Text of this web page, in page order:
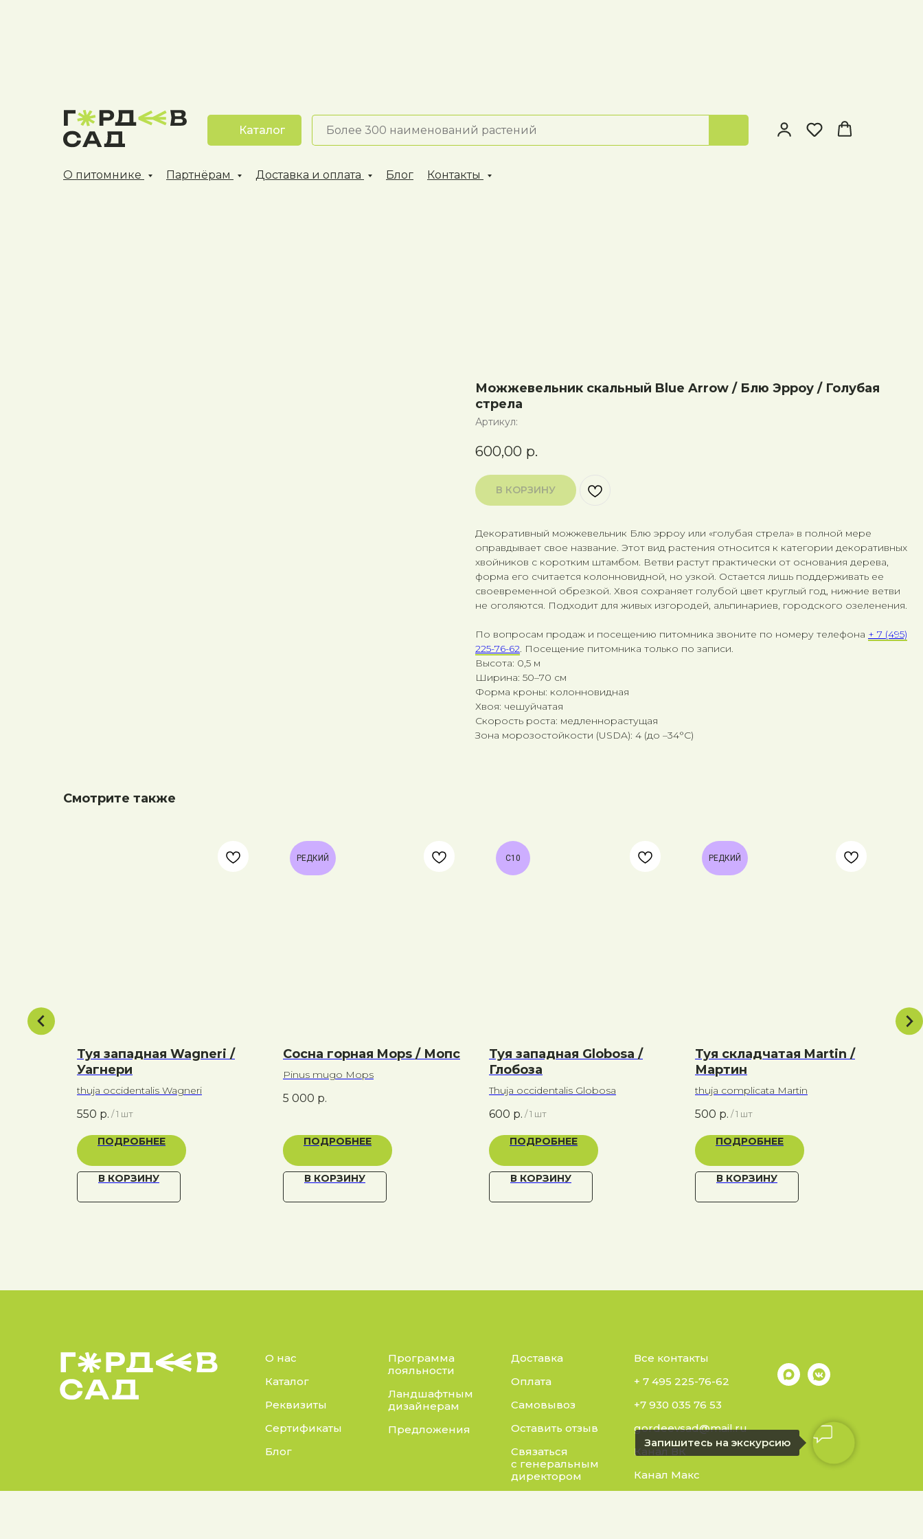
Запишитесь на экскурсию
Каталог
О питомнике Партнёрам Доставка и оплата Блог Контакты
Можжевельник скальный Blue Arrow / Блю Эрроу / Голубая
стрела
Артикул:
600,00 р.
В КОРЗИНУ
Декоративный можжевельник Блю эрроу или «голубая стрела» в полной мере
оправдывает свое название. Этот вид растения относится к категории декоративных
хвойников с коротким штамбом. Ветви растут практически от основания дерева,
форма его считается колонновидной, но узкой. Остается лишь поддерживать ее
своевременной обрезкой. Хвоя сохраняет голубой цвет круглый год, нижние ветви
не оголяются. Подходит для живых изгородей, альпинариев, городского озеленения.
По вопросам продаж и посещению питомника звоните по номеру телефона + 7 (495)
225-76-62. Посещение питомника только по записи.
Высота: 0,5 м
Ширина: 50–70 см
Форма кроны: колонновидная
Хвоя: чешуйчатая
Скорость роста: медленнорастущая
Зона морозостойкости (USDA): 4 (до –34°C)
Смотрите также
Туя западная Wagneri /
Уагнери
thuja occidentalis Wagneri
550 р. / 1 шт
ПОДРОБНЕЕ
В КОРЗИНУ
РЕДКИЙ
Сосна горная Mops / Мопс
Pinus mugo Mops
5 000 р.
ПОДРОБНЕЕ
В КОРЗИНУ
С10
Туя западная Globosa /
Глобоза
Thuja occidentalis Globosa
600 р. / 1 шт
ПОДРОБНЕЕ
В КОРЗИНУ
РЕДКИЙ
Туя складчатая Martin /
Мартин
thuja complicata Martin
500 р. / 1 шт
ПОДРОБНЕЕ
В КОРЗИНУ
О нас
Каталог
Реквизиты
Сертификаты
Блог
Программа
лояльности
Ландшафтным
дизайнерам
Предложения
Доставка
Оплата
Самовывоз
Оставить отзыв
Связаться
с генеральным
директором
Все контакты
+ 7 495 225-76-62
+7 930 035 76 53
gordeevsad@mail.ru
Канал ВК
Канал Макс